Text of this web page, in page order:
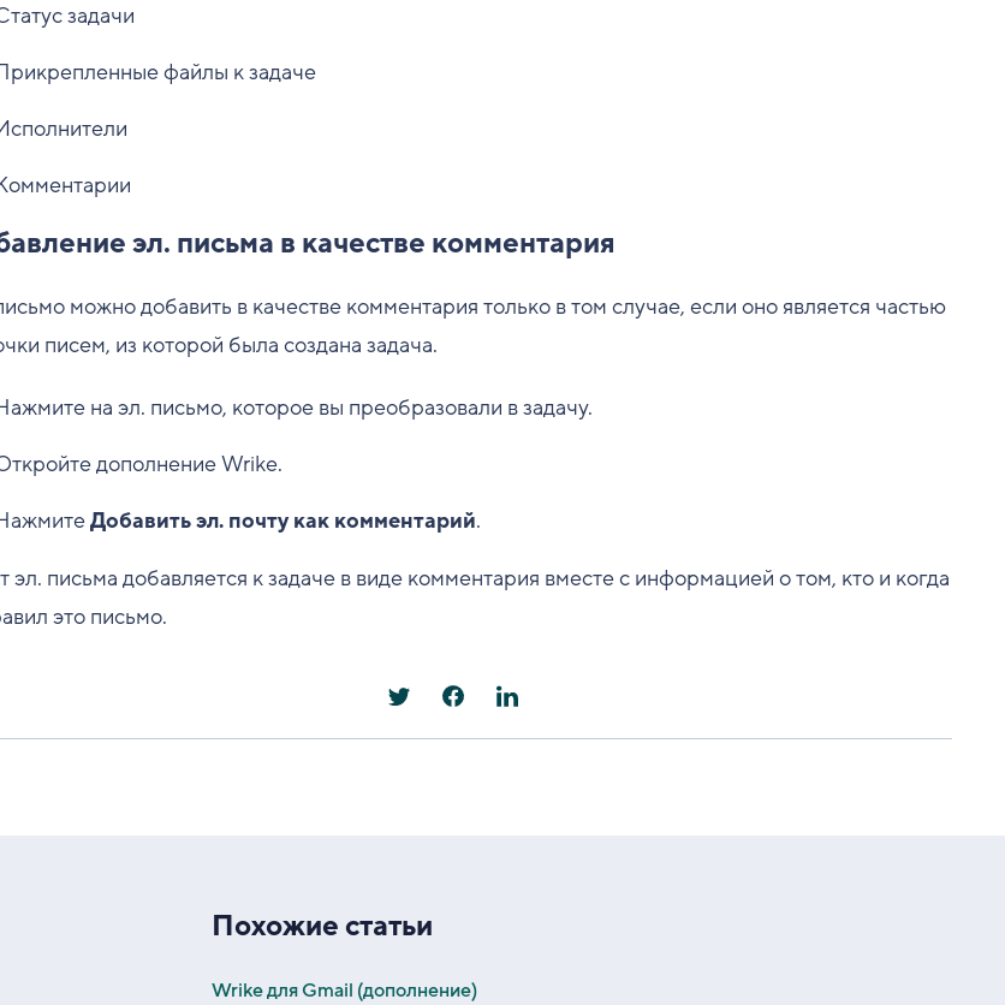
задачи
файлы к задаче
эл. письма в качестве комментария
можно добавить в качестве комментария только в том случае, если оно является частью
писем, из которой была создана задача.
на эл. письмо, которое вы преобразовали в задачу.
дополнение Wrike.
Добавить эл. почту как комментарий.
эл. письма добавляется к задаче в виде комментария вместе с информацией о том, кто и когда
это письмо.
Похожие статьи
Wrike для Gmail (дополнение)